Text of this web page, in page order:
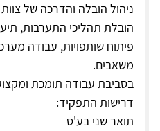
ניהול הובלה והדרכה של
הובלת תהליכי התערבות,
פיתוח שותפויות, עבודה
משאבים.
בסביבת עבודה תומכת
דרישות התפקיד:
תואר שני בע'ס